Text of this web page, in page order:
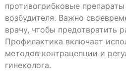
противогрибковые
возбудителя. Важно
врачу, чтобы предотвратить
Профилактика включает
методов контрацепции и
гинеколога.